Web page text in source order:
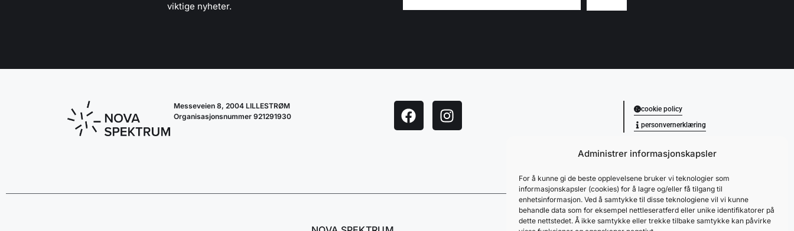
Administrer informasjonskapsler
For å kunne gi de beste opplevelsene bruker vi teknologier som
informasjonskapsler (cookies) for å lagre og/eller få tilgang til
enhetsinformasjon. Ved å samtykke til disse teknologiene vil vi kunne
behandle data som for eksempel nettleseratferd eller unike identifikatorer på
dette nettstedet. Å ikke samtykke eller trekke tilbake samtykke kan påvirke
viktige nyheter.
Messeveien 8, 2004 LILLESTRØM
Organisasjonsnummer 921291930
cookie policy
personvernerklæring